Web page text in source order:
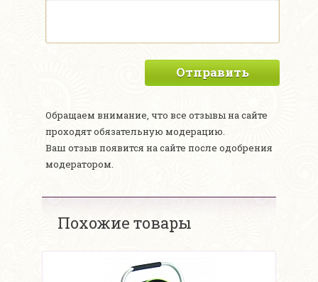
Отправить
Обращаем внимание, что все отзывы на сайте
проходят обязательную модерацию.
Ваш отзыв появится на сайте после одобрения
модератором.
Похожие товары